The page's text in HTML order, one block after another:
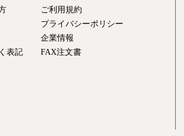
表記
ご利用規約
プライバシーポリシー
企業情報
FAX注文書